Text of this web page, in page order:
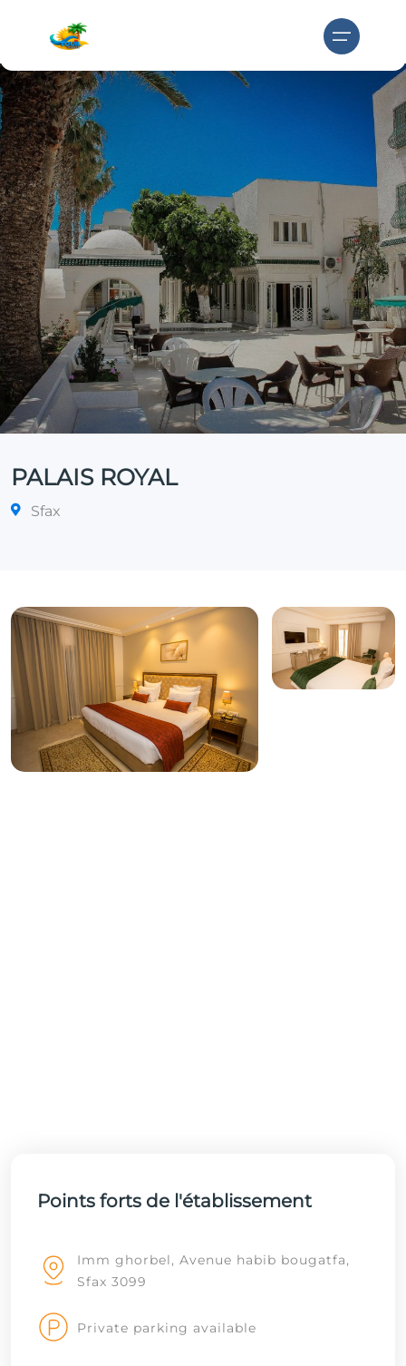
PALAIS ROYAL
Sfax
Points forts de l'établissement
Imm ghorbel, Avenue habib bougatfa,
Sfax 3099
Private parking available